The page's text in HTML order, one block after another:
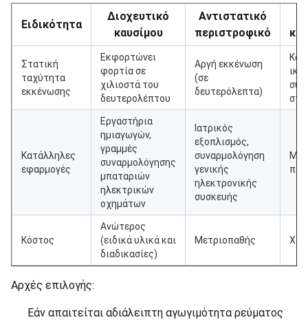
Ειδικότητα
Διοχευτικό
καυσίμου
Αντιστατικό
περιστροφικό
Στατική
ταχύτητα
εκκένωσης
Εκφορτώνει
φορτία σε
χιλιοστά του
δευτερολέπτου
Αργή εκκένωση
(σε
δευτερόλεπτα)
Κατάλληλες
εφαρμογές
Εργαστήρια
ημιαγωγών,
γραμμές
συναρμολόγησης
μπαταριών
ηλεκτρικών
οχημάτων
Ιατρικός
εξοπλισμός,
συναρμολόγηση
γενικής
ηλεκτρονικής
συσκευής
Μη
Κόστος
Ανώτερος
(ειδικά υλικά και
διαδικασίες)
Μετριοπαθής
Αρχές επιλογής:
Εάν απαιτείται αδιάλειπτη αγωγιμότητα ρεύματος